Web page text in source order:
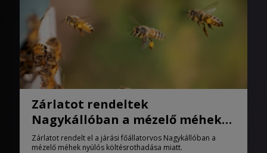
Zárlatot rendeltek
Nagykállóban a mézelő méhek
nyúlós költésrothadása miatt
Zárlatot rendelt el a járási főállatorvos Nagykállóban a
mézelő méhek nyúlós költésrothadása miatt.